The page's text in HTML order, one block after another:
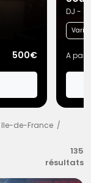
500€
DJ -
A
Ile-de-France
135
résultats